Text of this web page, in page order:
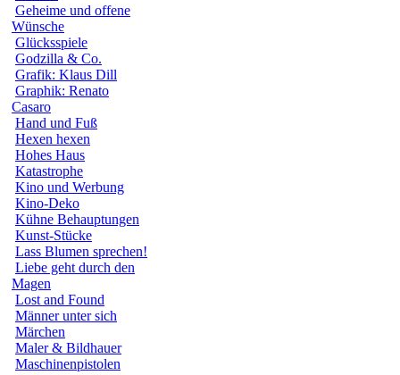
Geheime und offene
Wünsche
Glücksspiele
Godzilla & Co.
Grafik: Klaus Dill
Graphik: Renato
Casaro
Hand und Fuß
Hexen hexen
Hohes Haus
Katastrophe
Kino und Werbung
Kino-Deko
Kühne Behauptungen
Kunst-Stücke
Lass Blumen sprechen!
Liebe geht durch den
Magen
Lost and Found
Männer unter sich
Märchen
Maler & Bildhauer
Maschinenpistolen